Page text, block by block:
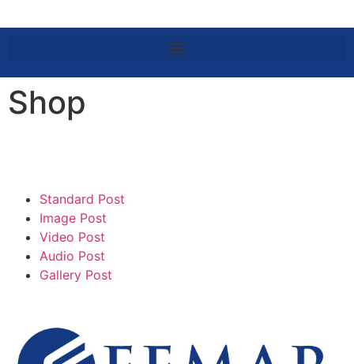
Shop
Standard Post
Image Post
Video Post
Audio Post
Gallery Post